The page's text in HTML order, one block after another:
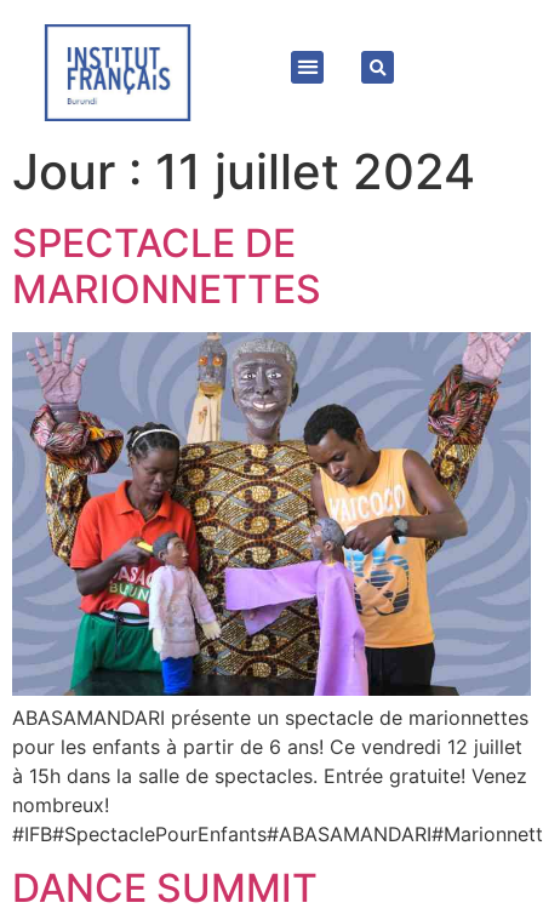
Jour : 11 juillet 2024
SPECTACLE DE
MARIONNETTES
ABASAMANDARI présente un spectacle de marionnettes
pour les enfants à partir de 6 ans! Ce vendredi 12 juillet
à 15h dans la salle de spectacles. Entrée gratuite! Venez
nombreux!
DANCE SUMMIT